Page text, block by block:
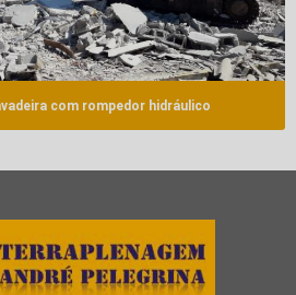
com rompedor hidráulico